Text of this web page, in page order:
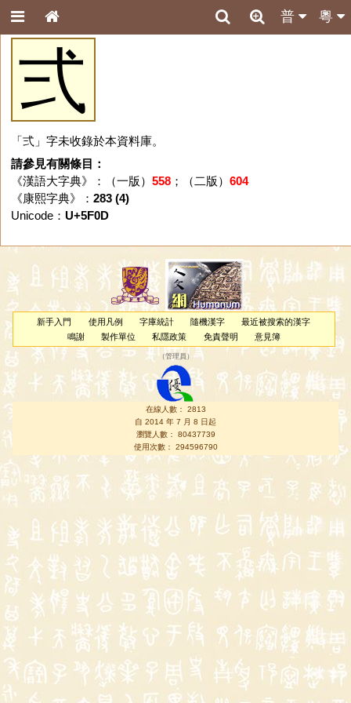
粵
普
弍
「弍」字未收錄於本資料庫。
請參見有關條目：
《漢語大字典》：（一版） 558；（二版） 604
《康熙字典》： 283 (4)
Unicode： U+5F0D
新手入門 使用凡例 字庫統計 隨機漢字
最近被搜索的漢字
鳴謝
製作單位 私隱政策 免責聲明 意見簿
（管理員 ）
在線人數： 2813
自 2014 年 7 月 8 日起
瀏覽人數： 80437739
使用次數： 294596790